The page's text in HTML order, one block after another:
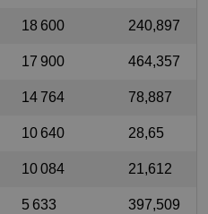
18 600 240,897
17 900 464,357
14 764 78,887
10 640 28,65
10 084 21,612
5 633 397,509